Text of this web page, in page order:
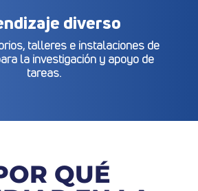
diverso
talleres e instalaciones de
la investigación y apoyo de
tareas.
QUÉ